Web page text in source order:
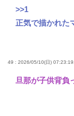
>>1
正気で描かれた
49 : 2026/05/10(日)
旦那が子供背負